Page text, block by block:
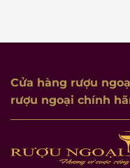
Cửa hàng rượu
rượu ngoại chính